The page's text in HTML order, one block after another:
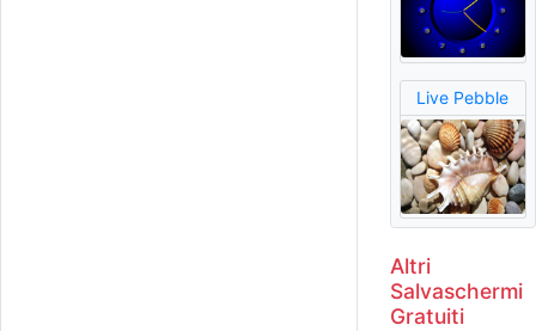
Live Pebble
Altri
Salvaschermi
Gratuiti